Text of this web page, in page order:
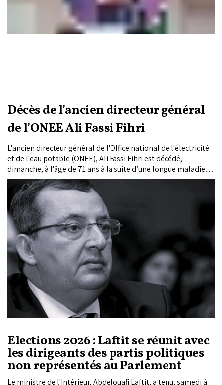
Décès de l’ancien directeur général
de l’ONEE Ali Fassi Fihri
L'ancien directeur général de l'Office national de l'électricité
et de l'eau potable (ONEE), Ali Fassi Fihri est décédé,
dimanche, à l'âge de 71 ans à la suite d’une longue maladie,
apprend-on auprès de sa famille.
Elections 2026 : Laftit se réunit avec
les dirigeants des partis politiques
non représentés au Parlement
Le ministre de l'Intérieur, Abdelouafi Laftit, a tenu, samedi à